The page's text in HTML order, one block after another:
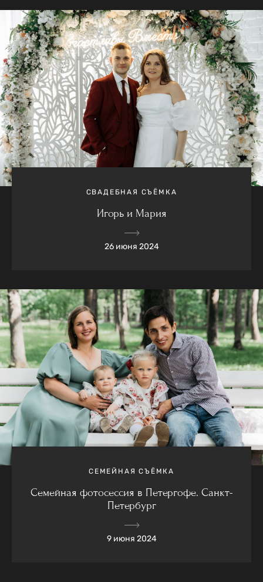
СВАДЕБНАЯ СЪЁМКА
Игорь и Мария
26 июня 2024
СЕМЕЙНАЯ СЪЁМКА
Семейная фотосессия в Петергофе. Санкт-
Петербург
9 июня 2024